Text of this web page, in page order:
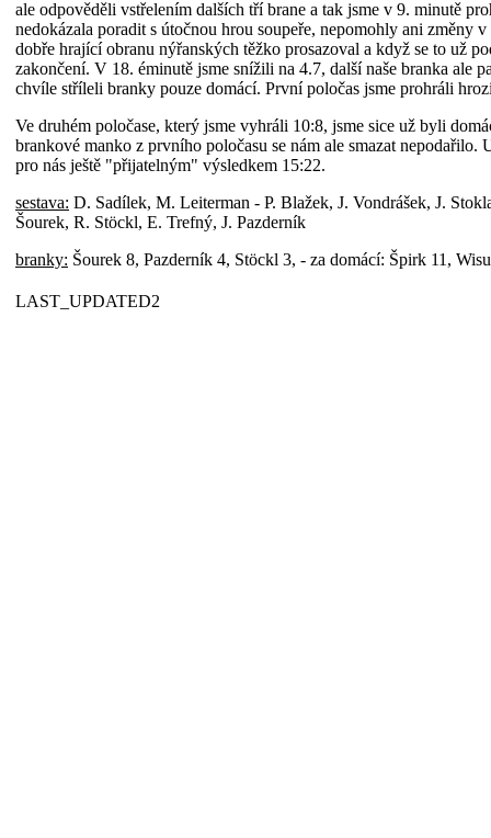
ale odpověděli vstřelením dalších tří brane a tak jsme v 9. minutě
nedokázala poradit s útočnou hrou soupeře, nepomohly ani změny v
dobře hrající obranu nýřanských těžko prosazoval a když se to už
zakončení. V 18. éminutě jsme snížili na 4.7, další naše branka ale
chvíle stříleli branky pouze domácí. První poločas jsme prohráli
Ve druhém poločase, který jsme vyhráli 10:8, jsme sice už byli
brankové manko z prvního poločasu se nám ale smazat nepodařilo.
pro nás ještě "přijatelným" výsledkem 15:22.
sestava: D. Sadílek, M. Leiterman - P. Blažek, J. Vondrášek, J.
Šourek, R. Stöckl, E. Trefný, J. Pazderník
branky: Šourek 8, Pazderník 4, Stöckl 3, - za domácí: Špirk 11,
LAST_UPDATED2